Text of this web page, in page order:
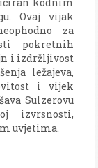
Ovaj vijak
za
pokretnih
i izdržljivost
ležajeva,
i vijek
Sulzerovu
izvrsnosti,
uvjetima.